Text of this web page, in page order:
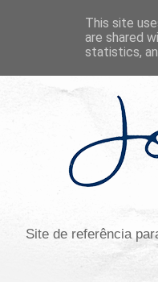
Site de referência
This site
are shared
statistics,